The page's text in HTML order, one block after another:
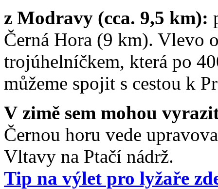
z Modravy (cca. 9,5 km):
Černá Hora (9 km). Vlevo
trojúhelníčkem, která po
můžeme spojit s cestou k
V zimě sem mohou
Černou horu vede
Vltavy na Ptačí nádrž.
Tip na výlet pro lyžaře